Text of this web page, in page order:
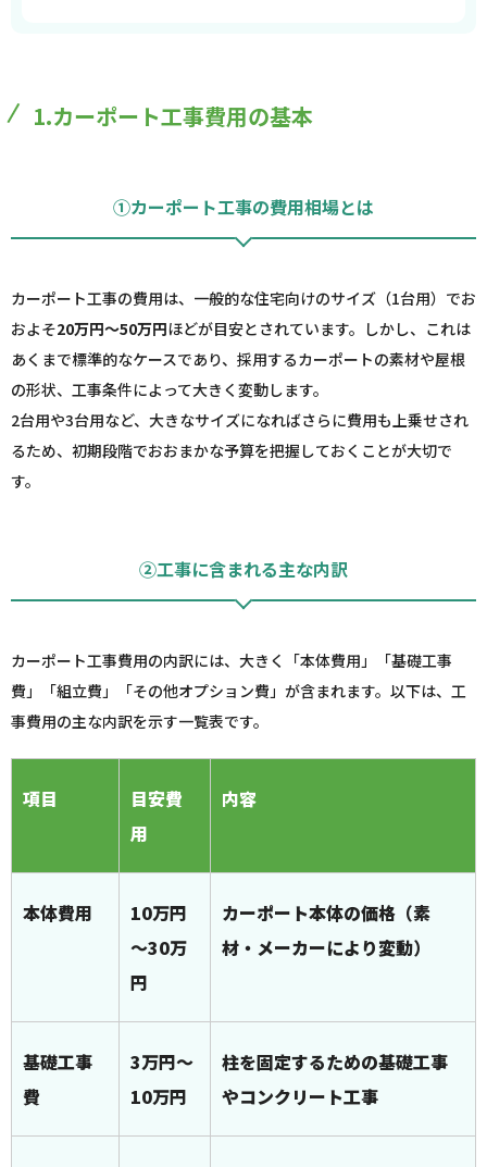
1.カーポート工事費用の基本
①カーポート工事の費用相場とは
カーポート工事の費用は、一般的な住宅向けのサイズ（1台用）でお
およそ20万円～50万円ほどが目安とされています。しかし、これは
あくまで標準的なケースであり、採用するカーポートの素材や屋根
の形状、工事条件によって大きく変動します。
2台用や3台用など、大きなサイズになればさらに費用も上乗せされ
るため、初期段階でおおまかな予算を把握しておくことが大切で
す。
②工事に含まれる主な内訳
カーポート工事費用の内訳には、大きく「本体費用」「基礎工事
費」「組立費」「その他オプション費」が含まれます。以下は、工
事費用の主な内訳を示す一覧表です。
項目
目安費
用
内容
本体費用
10万円
～30万
円
カーポート本体の価格（素
材・メーカーにより変動）
基礎工事
費
3万円～
10万円
柱を固定するための基礎工事
やコンクリート工事